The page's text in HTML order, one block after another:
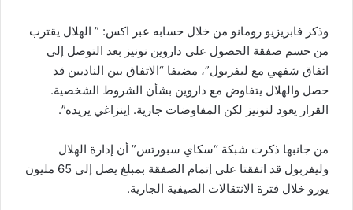
وذكر فابريزيو رومانو من خلال حسابه عبر اكس: ” الهلال يقترب
من حسم صفقة الحصول على داروين نونيز بعد التوصل إلى
اتفاق شفهي مع ليفربول”، مضيفا “الاتفاق بين الناديين قد
حصل والهلال يتفاوض مع داروين بشأن الشروط الشخصية.
القرار يعود لنونيز لكن المفاوضات جارية. إينزاغي يريده”.
من جانبها ذكرت شبكة “سكاي سبورتس” أن إدارة الهلال
وليفربول قد اتفقتا على إتمام الصفقة بمبلغ يصل إلى 65 مليون
يورو خلال فترة الانتقالات الصيفية الجارية.